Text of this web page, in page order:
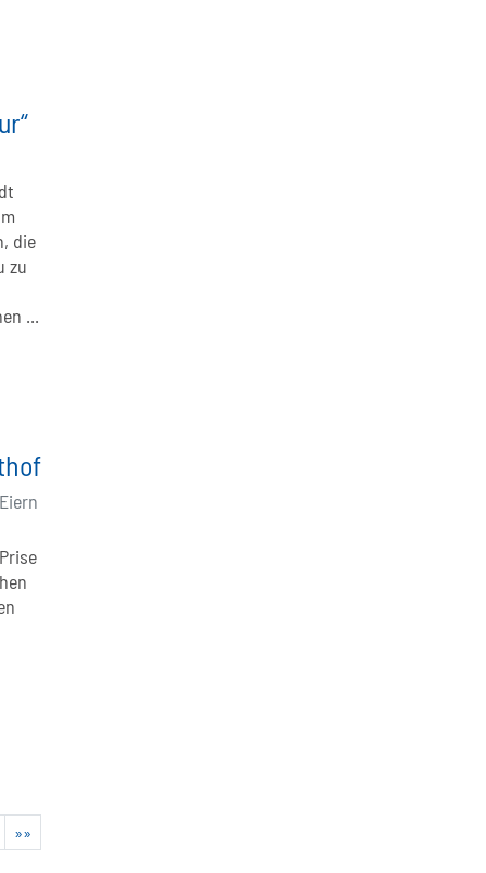
die
zu
...
»»